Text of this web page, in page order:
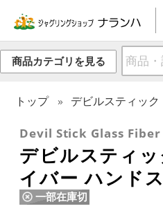
商品カテゴリを見る
トップ デビルスティック
Devil Stick Glass
デビルスティ
イバー ハンド
一部在庫切